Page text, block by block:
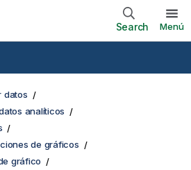
Search Menú
datos
analíticos
de gráficos
gráfico